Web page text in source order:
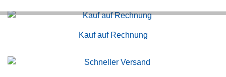
Kauf auf Rechnung